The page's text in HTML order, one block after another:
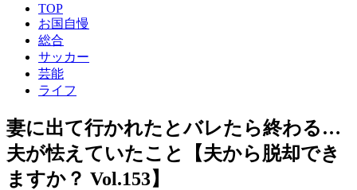
TOP
お国自慢
総合
サッカー
芸能
ライフ
妻に出て行かれたとバレたら終わる…
夫が怯えていたこと【夫から脱却でき
ますか？ Vol.153】